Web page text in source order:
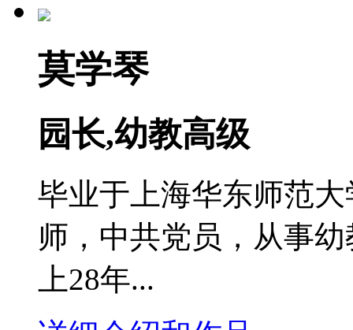
莫学琴
园长,幼教高级
毕业于上海华东师范
师，中共党员，从事
上28年...